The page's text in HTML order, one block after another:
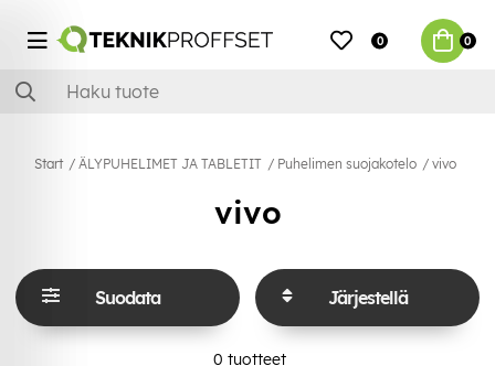
0 0
Start ÄLYPUHELIMET JA TABLETIT Puhelimen suojakotelo vivo
vivo
Suodata Järjestellä
0 tuotteet